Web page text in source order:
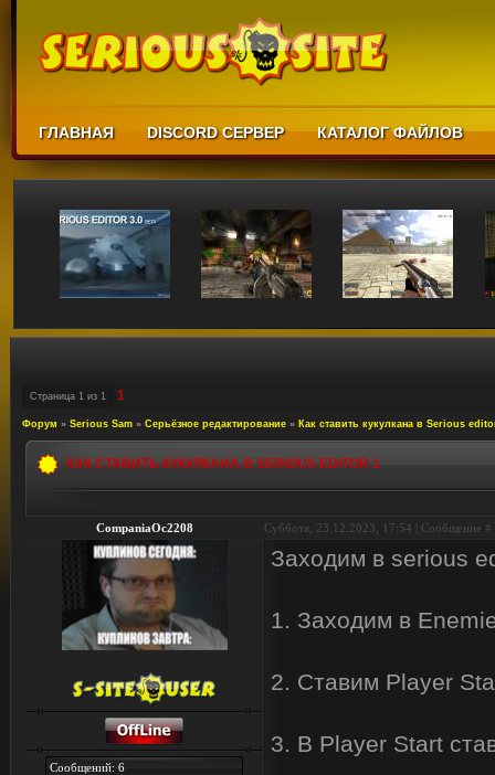
ГЛАВНАЯ DISCORD СЕРВЕР КАТАЛОГ ФАЙЛОВ
Страница 1 из 1 1
Форум » Serious Sam » Серьёзное редактирование » Как ставить кукулкана в Serious
КАК СТАВИТЬ КУКУЛКАНА В SERIOUS EDITOR 1
CompaniaOc2208 Суббота, 23.12.2023, 17:54 | Сообщение #
Сообщений: 6
Заходим в serious
1. Заходим в
2. Ставим Player
3. В Player Start